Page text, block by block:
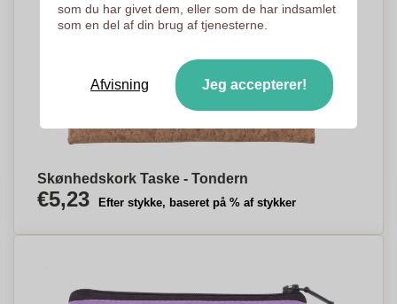
Skønhedskork Taske - Tondern
€5,23 Efter stykke, baseret på % af stykker
som du har givet dem, eller som de har indsamlet
som en del af din brug af tjenesterne.
Afvisning Jeg accepterer!